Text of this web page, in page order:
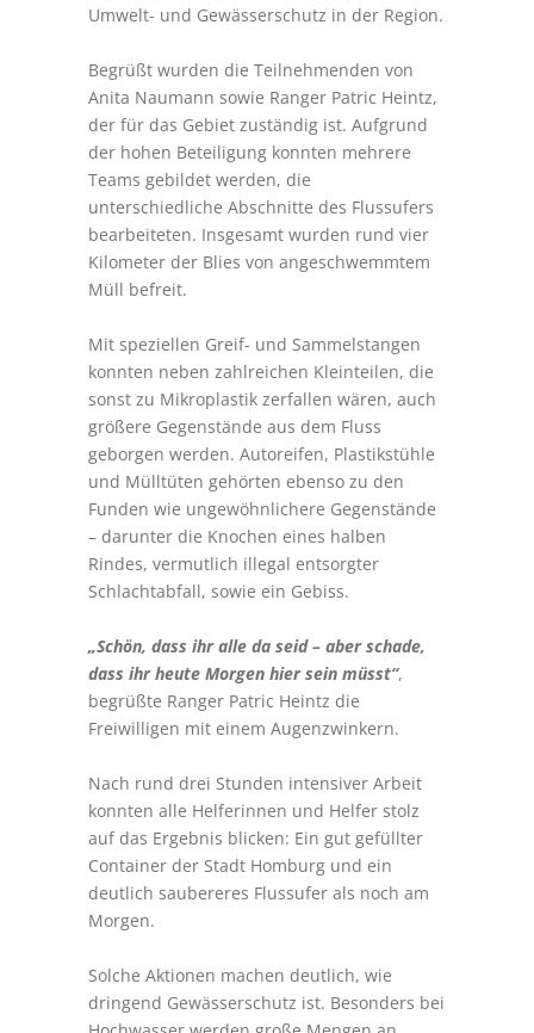
Umwelt- und Gewässerschutz in der Region.
Begrüßt wurden die Teilnehmenden von
Anita Naumann sowie Ranger Patric Heintz,
der für das Gebiet zuständig ist. Aufgrund
der hohen Beteiligung konnten mehrere
Teams gebildet werden, die
unterschiedliche Abschnitte des Flussufers
bearbeiteten. Insgesamt wurden rund vier
Kilometer der Blies von angeschwemmtem
Müll befreit.
Mit speziellen Greif- und Sammelstangen
konnten neben zahlreichen Kleinteilen, die
sonst zu Mikroplastik zerfallen wären, auch
größere Gegenstände aus dem Fluss
geborgen werden. Autoreifen, Plastikstühle
und Mülltüten gehörten ebenso zu den
Funden wie ungewöhnlichere Gegenstände
– darunter die Knochen eines halben
Rindes, vermutlich illegal entsorgter
Schlachtabfall, sowie ein Gebiss.
„Schön, dass ihr alle da seid – aber schade,
dass ihr heute Morgen hier sein müsst“,
begrüßte Ranger Patric Heintz die
Freiwilligen mit einem Augenzwinkern.
Nach rund drei Stunden intensiver Arbeit
konnten alle Helferinnen und Helfer stolz
auf das Ergebnis blicken: Ein gut gefüllter
Container der Stadt Homburg und ein
deutlich saubereres Flussufer als noch am
Morgen.
Solche Aktionen machen deutlich, wie
dringend Gewässerschutz ist. Besonders bei